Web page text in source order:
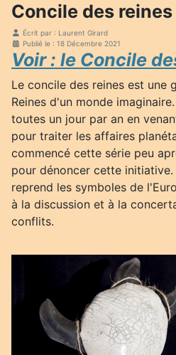
Concile des reines
Écrit par : Laurent Girard
Publié le : 18 Décembre 2021
Voir : le Concile
Le concile des reines est une
Reines d'un monde
toutes un jour par an en
pour traiter les affaires
commencé cette série peu
pour dénoncer cette
reprend les symboles de
à la discussion et à la
conflits.